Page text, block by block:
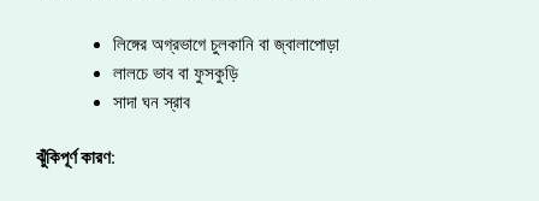
লিঙ্গের অগ্রভাগে চুলকানি বা জ্বালাপোড়া
লালচে ভাব বা ফুসকুড়ি
সাদা ঘন স্রাব
ঝুঁকিপূর্ণ কারণ: